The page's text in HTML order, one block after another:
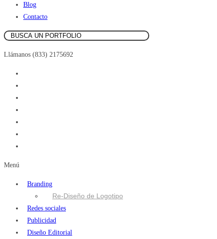
Blog
Contacto
Llámanos (833) 2175692
Menú
Branding
Re-Diseño de Logotipo
Redes sociales
Publicidad
Diseño Editorial